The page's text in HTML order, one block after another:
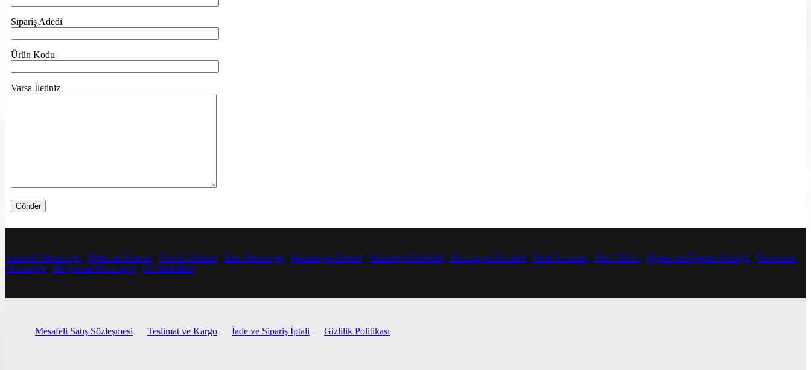
Sipariş Adedi
Ürün Kodu
Varsa İletiniz
Anaokul Mezuniyet/ Diploma Kutusu Kiralık Ürünler/ Lise Mezuniyet/ Mezuniyet Kepleri Mezuniyet Püskülü Mezuniyet Ürünleri Okul Armaları Özel Takım Öğretmen/Öğrenci Önlüğü
Üniversite
Mezuniyet/ İlköğretim Mezuniyet/ Şal Modelleri
Mesafeli Satış Sözleşmesi Teslimat ve Kargo İade ve Sipariş İptali Gizlilik Politikası